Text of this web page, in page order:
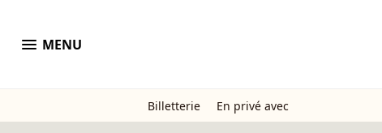
menu MENU
Billetterie En privé avec